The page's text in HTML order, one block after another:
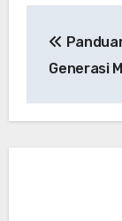
pos
Generasi